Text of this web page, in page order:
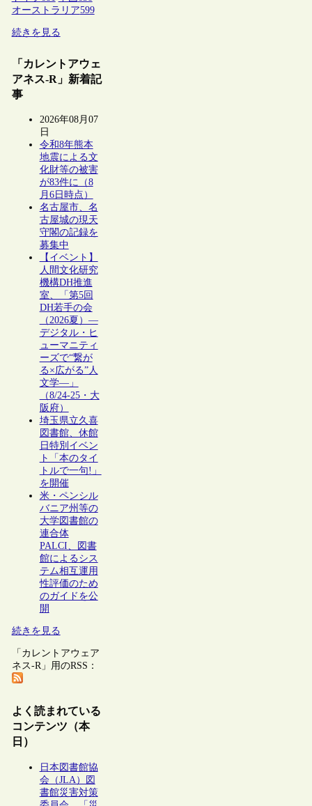
オーストラリア599
続きを見る
「カレントアウェ
アネス-R」新着記
事
2026年08月07
日
令和8年熊本
地震による文
化財等の被害
が83件に（8
月6日時点）
名古屋市、名
古屋城の現天
守閣の記録を
募集中
【イベント】
人間文化研究
機構DH推進
室、「第5回
DH若手の会
（2026夏）―
デジタル・ヒ
ューマニティ
ーズで“繋が
る×広がる”人
文学―」
（8/24-25・大
阪府）
埼玉県立久喜
図書館、休館
日特別イベン
ト「本のタイ
トルで一句!」
を開催
米・ペンシル
バニア州等の
大学図書館の
連合体
PALCI、図書
館によるシス
テム相互運用
性評価のため
のガイドを公
開
続きを見る
「カレントアウェア
ネス-R」用のRSS：
よく読まれている
コンテンツ（本
日）
日本図書館協
会（JLA）図
書館災害対策